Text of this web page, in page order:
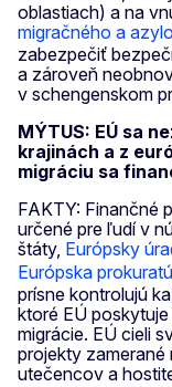
oblastiach) a na
migračného a
zabezpečiť
a zároveň
v schengenskom
MÝTUS: EÚ sa
krajinách a z
migráciu sa
FAKTY: Finančné
určené pre ľudí v
štáty, Európsky
Európska
prísne kontrolujú
ktoré EÚ
migrácie. EÚ cieli
projekty
utečencov a